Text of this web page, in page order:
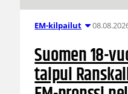
EM-kilpailut
Suomen 18-
taipui